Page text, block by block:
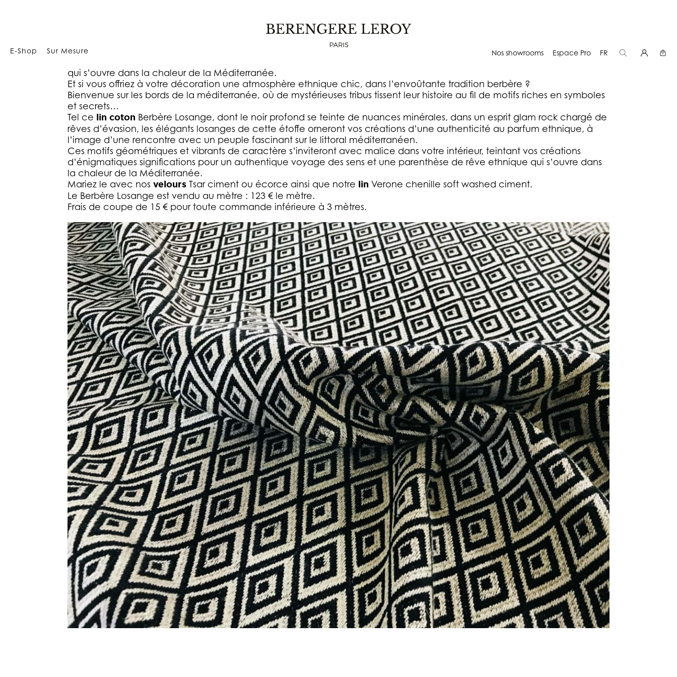
E-Shop Sur Mesure Nos showrooms Espace Pro FR
LE BERBÈRE LOSANGE
qui s’ouvre dans la chaleur de la Méditerranée.
Et si vous offriez à votre décoration une atmosphère ethnique chic, dans l’envoûtante tradition berbère ?
Bienvenue sur les bords de la méditerranée, où de mystérieuses tribus tissent leur histoire au fil de motifs riches en symboles
et secrets…
Tel ce lin coton Berbère Losange, dont le noir profond se teinte de nuances minérales, dans un esprit glam rock chargé de
rêves d’évasion, les élégants losanges de cette étoffe orneront vos créations d’une authenticité au parfum ethnique, à
l’image d’une rencontre avec un peuple fascinant sur le littoral méditerranéen.
Ces motifs géométriques et vibrants de caractère s’inviteront avec malice dans votre intérieur, teintant vos créations
d’énigmatiques significations pour un authentique voyage des sens et une parenthèse de rêve ethnique qui s’ouvre dans
la chaleur de la Méditerranée.
Mariez le avec nosvelours Tsar ciment ou écorce ainsi que notre lin Verone chenille soft washed ciment.
Le Berbère Losange est vendu au mètre : 123 € le mètre.
Frais de coupe de 15 € pour toute commande inférieure à 3 mètres.